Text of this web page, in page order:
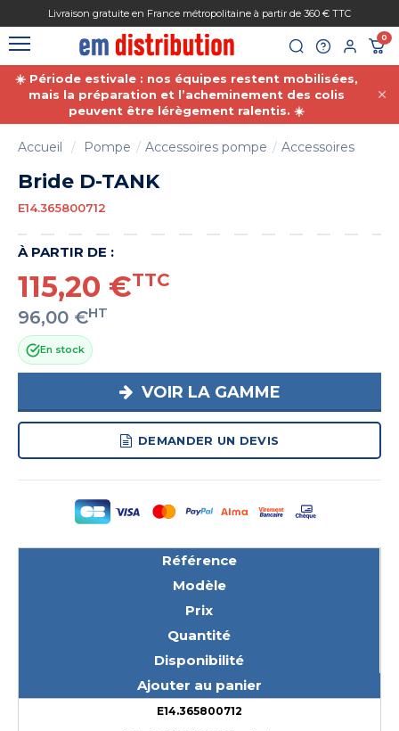
Livraison gratuite en France métropolitaine à partir de 360 € TTC
0
☀️ Période estivale : nos équipes restent mobilisées,
mais la préparation et l’acheminement des colis
peuvent être lérègement ralentis. ☀️
Accueil Pompe Accessoires pompe Accessoires
Bride D-TANK
E14.365800712
À PARTIR DE :
115,20 €TTC
96,00 €HT
En stock
VOIR LA GAMME
DEMANDER UN DEVIS
Référence
Modèle
Prix
Quantité
Disponibilité
Ajouter au panier
E14.365800712
Gestion des cookies